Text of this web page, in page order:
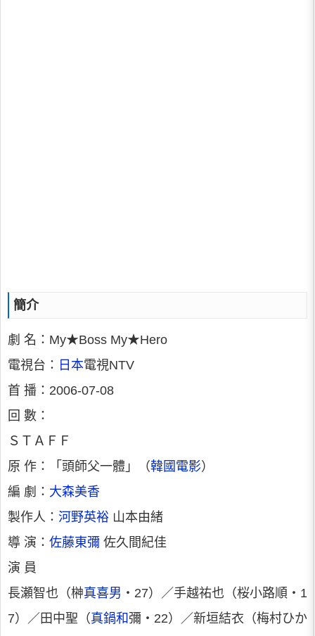
簡介
劇 名：My★Boss My★Hero
電視台： 日本電視NTV
首 播：2006-07-08
回 數：
ＳＴＡＦＦ
原 作：「頭師父一體」（韓國電影）
編 劇： 大森美香
製作人： 河野英裕 山本由緒
導 演： 佐藤東彌 佐久間紀佳
演 員
長瀬智也（榊真喜男 ・27）／手越祐也（桜小路順・1
7）／田中聖（真鍋和 彌・22）／新垣結衣（梅村ひか